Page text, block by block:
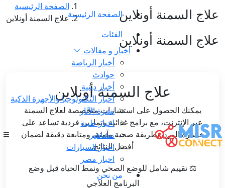
الصفحة الرئيسية
الفئات
اخبار و مقالات
أخبار الرياضة
حوادث
أخبار دينية
أخبار التكنولوجيا والأجهزة الذكية
نشرة الآثار
اخبار طبية
مشاهير
اخبار السيارات
اخبار مصر
من نحن
علاج السمنة أونلاين
الصفحة الرئيسية
علاج السمنة أونلاين
علاج السمنة أونلاين
علاج السمنة أونلاين
يمكنك الحصول على استشارات متخصصة لعلاج السمنة
عبر الإنترنت، مع برامج غذائية وتمارين فردية تساعد على
خسارة الوزن بطريقة صحية وآمنة، ومتابعة دقيقة لضمان
أفضل النتائج.
⚖️ تقييم شامل للوضع الصحي ونمط الحياة قبل وضع
البرنامج العلاجي